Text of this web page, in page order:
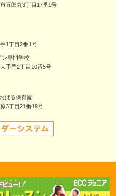
五郎丸3丁目17番1号
1丁目2番1号
ン専門学校
手門2丁目10番5号
ばる保育園
3丁目21番19号